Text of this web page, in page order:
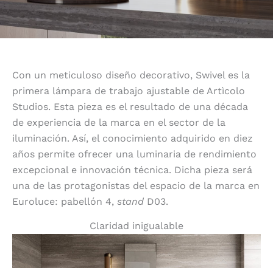
Con un meticuloso diseño decorativo, Swivel es la
primera lámpara de trabajo ajustable de Artìcolo
Studios. Esta pieza es el resultado de una década
de experiencia de la marca en el sector de la
iluminación. Así, el conocimiento adquirido en diez
años permite ofrecer una luminaria de rendimiento
excepcional e innovación técnica. Dicha pieza será
una de las protagonistas del espacio de la marca en
Euroluce: pabellón 4, stand D03.
Claridad inigualable